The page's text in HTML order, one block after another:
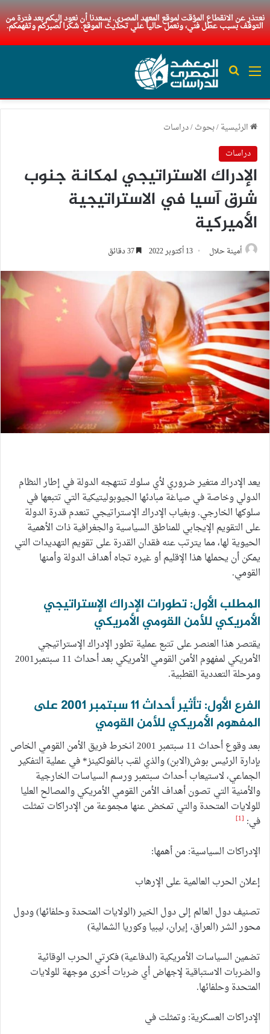
نعتذر عن الانقطاع المؤقت لموقع المعهد المصري. يسعدنا أن نعود إليكم بعد فترة من
التوقف بسبب عطل فني، ونعمل حاليا علي تحديث الموقع. شكرا لصبركم وتفهمكم.
القائمة بحث عن
الرئيسية/بحوث/دراسات
دراسات
الإدراك الاستراتيجي لمكانة جنوب
شرق آسيا في الاستراتيجية
الأميركية
أمينة حلال 13 أكتوبر 2022
يعد الإدراك متغير ضروري لأي سلوك تنتهجه الدولة في إطار النظام
الدولي وخاصة في صياغة مبادئها الجيوبوليتيكية التي تتبعها في
سلوكها الخارجي. وبغياب الإدراك الإستراتيجي تنعدم قدرة الدولة
على التقويم الإيجابي للمناطق السياسية والجغرافية ذات الأهمية
الحيوية لها، مما يترتب عنه فقدان القدرة على تقويم التهديدات التي
يمكن أن يحملها هذا الإقليم أو غيره تجاه أهداف الدولة وأمنها
القومي.
المطلب الأول: تطورات الإدراك الإستراتيجي
الأمريكي للأمن القومي الأمريكي
يقتصر هذا العنصر على تتبع عملية تطور الإدراك الإستراتيجي
الأمريكي لمفهوم الأمن القومي الأمريكي بعد أحداث 11 سبتمبر2001
ومرحلة التعددية القطبية.
الفرع الأول: تأثير أحداث 11 سبتمبر 2001 على
المفهوم الأمريكي للأمن القومي
بعد وقوع أحداث 11 سبتمبر 2001 انخرط فريق الأمن القومي الخاص
بإدارة الرئيس بوش(الابن) والذي لقب بـالفولكينز* في عملية التفكير
الجماعي، لاستيعاب أحداث سبتمبر ورسم السياسات الخارجية
والأمنية التي تصون أهداف الأمن القومي الأمريكي والمصالح العليا
للولايات المتحدة والتي تمخض عنها مجموعة من الإدراكات تمثلت
في: [1]
الإدراكات السياسية: من أهمها:
إعلان الحرب العالمية على الإرهاب
تصنيف دول العالم إلى دول الخير (الولايات المتحدة وحلفائها) ودول
محور الشر (العراق، إيران، ليبيا وكوريا الشمالية)
تضمين السياسات الأمريكية (الدفاعية) فكرتي الحرب الوقائية
والضربات الاستباقية لإجهاض أي ضربات أخرى موجهة للولايات
المتحدة وحلفائها.
الإدراكات العسكرية: وتمثلت في